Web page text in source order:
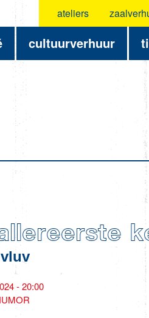
ateliers
cultuurverhuur
- 20:00